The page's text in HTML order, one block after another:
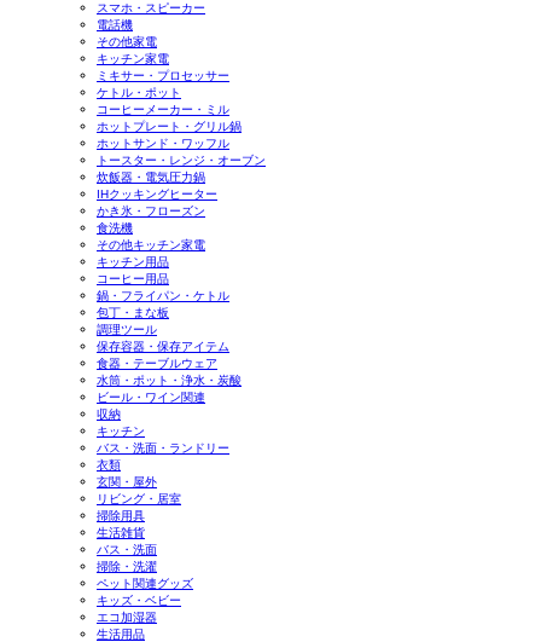
スマホ・スピーカー
電話機
その他家電
キッチン家電
ミキサー・プロセッサー
ケトル・ポット
コーヒーメーカー・ミル
ホットプレート・グリル鍋
ホットサンド・ワッフル
トースター・レンジ・オーブン
炊飯器・電気圧力鍋
IHクッキングヒーター
かき氷・フローズン
食洗機
その他キッチン家電
キッチン用品
コーヒー用品
鍋・フライパン・ケトル
包丁・まな板
調理ツール
保存容器・保存アイテム
食器・テーブルウェア
水筒・ポット・浄水・炭酸
ビール・ワイン関連
収納
キッチン
バス・洗面・ランドリー
衣類
玄関・屋外
リビング・居室
掃除用具
生活雑貨
バス・洗面
掃除・洗濯
ペット関連グッズ
キッズ・ベビー
エコ加湿器
生活用品